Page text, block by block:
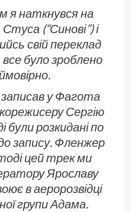
я наткнувся на
(“Синові”) і
свій переклад
було зроблено
у Фагота
Сергію
розкидані по
запису. Фленжер
цей трек ми
Ярославу
в аеророзвідці
групи Адама.